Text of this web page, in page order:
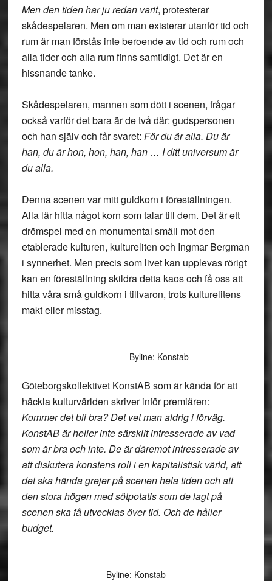
Men den tiden har ju redan varit, protesterar
skådespelaren. Men om man existerar utanför tid och
rum är man förstås inte beroende av tid och rum och
alla tider och alla rum finns samtidigt. Det är en
hissnande tanke.
Skådespelaren, mannen som dött i scenen, frågar
också varför det bara är de två där: gudspersonen
och han själv och får svaret: För du är alla. Du är
han, du är hon, hon, han, han … I ditt universum är
du alla.
Denna scenen var mitt guldkorn i föreställningen.
Alla lär hitta något korn som talar till dem. Det är ett
drömspel med en monumental smäll mot den
etablerade kulturen, kultureliten och Ingmar Bergman
i synnerhet. Men precis som livet kan upplevas rörigt
kan en föreställning skildra detta kaos och få oss att
hitta våra små guldkorn i tillvaron, trots kulturelitens
makt eller misstag.
Byline: Konstab
Göteborgskollektivet KonstAB som är kända för att
häckla kulturvärlden skriver inför premiären:
Kommer det bli bra? Det vet man aldrig i förväg.
KonstAB är heller inte särskilt intresserade av vad
som är bra och inte. De är däremot intresserade av
att diskutera konstens roll i en kapitalistisk värld, att
det ska hända grejer på scenen hela tiden och att
den stora högen med sötpotatis som de lagt på
scenen ska få utvecklas över tid. Och de håller
budget.
Byline: Konstab